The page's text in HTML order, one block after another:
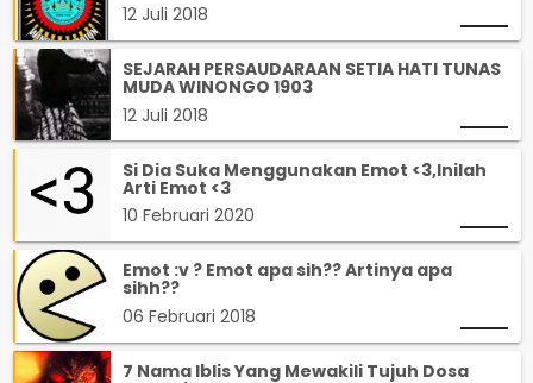
12 Juli 2018
SEJARAH PERSAUDARAAN SETIA HATI TUNAS
MUDA WINONGO 1903
12 Juli 2018
Si Dia Suka Menggunakan Emot <3,Inilah
Arti Emot <3
10 Februari 2020
Emot :v ? Emot apa sih?? Artinya apa
sihh??
06 Februari 2018
7 Nama Iblis Yang Mewakili Tujuh Dosa